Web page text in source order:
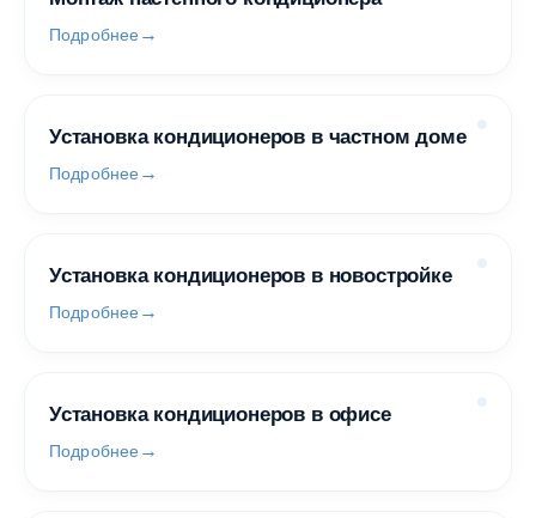
Подробнее
Установка кондиционеров в частном доме
Подробнее
Установка кондиционеров в новостройке
Подробнее
Установка кондиционеров в офисе
Подробнее